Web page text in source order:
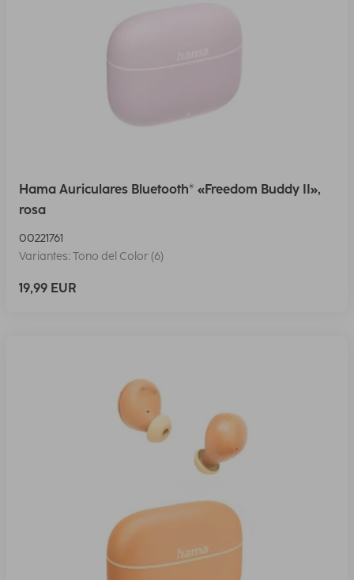
Hama Auriculares Bluetooth® «Freedom Buddy II»,
rosa
00221761
Variantes: Tono del Color (6)
19,99 EUR